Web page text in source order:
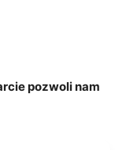
pozwoli nam